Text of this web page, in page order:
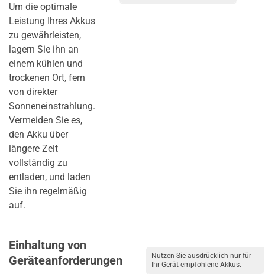
Um die optimale
Leistung Ihres Akkus
zu gewährleisten,
lagern Sie ihn an
einem kühlen und
trockenen Ort, fern
von direkter
Sonneneinstrahlung.
Vermeiden Sie es,
den Akku über
längere Zeit
vollständig zu
entladen, und laden
Sie ihn regelmäßig
auf.
Einhaltung von
Geräteanforderungen
Nutzen Sie ausdrücklich nur für
Ihr Gerät empfohlene Akkus.